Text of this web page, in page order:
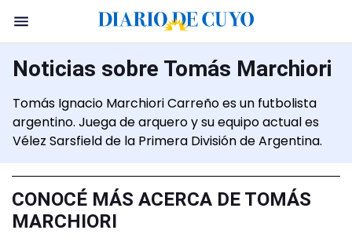
Noticias sobre Tomás Marchiori
Tomás Ignacio Marchiori Carreño es un futbolista
argentino.​ Juega de arquero y su equipo actual es
Vélez Sarsfield de la Primera División de Argentina.
CONOCÉ MÁS ACERCA DE TOMÁS
MARCHIORI